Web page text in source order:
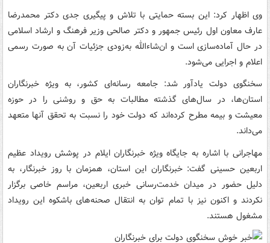
وی اظهار کرد: این بسته حمایتی با تلاش و پیگیری جدی دکتر محمدرضا
عارف معاون اول رئیس جمهور و دکتر صالحی وزیر فرهنگ و ارشاد اسلامی
در حال آماده‌سازی است و ان‌شاءالله به‌زودی جزئیات آن به صورت رسمی
اعلام و اجرایی می‌شود.
سخنگوی دولت یادآور شد: جامعه رسانه‌ای کشور، به ویژه خبرنگاران
استان‌ها، در سال‌های گذشته مطالبات به حق و روشنی را در حوزه
معیشت و بیمه مطرح کرده‌اند که دولت خود را نسبت به تحقق آنها متعهد
می‌داند.
مهاجرانی با اشاره به جایگاه ویژه خبرنگاران ایلام در پوشش رویداد عظیم
اربعین حسینی گفت: خبرنگاران این استان، همزمان با روز خبرنگار، به
دلیل حضور در میدان خدمت‌رسانی خبری اربعین، مراسم خاصی برگزار
نکردند و اکنون نیز با تمام توان به انتقال صحنه‌های باشکوه این رویداد
مشغول هستند.